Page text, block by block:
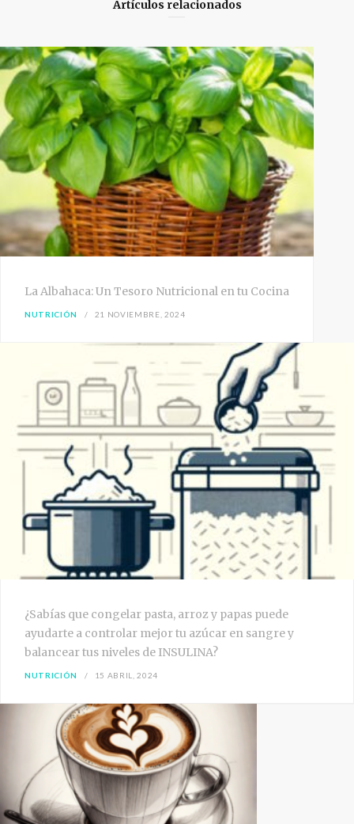
Artículos relacionados
La Albahaca: Un Tesoro Nutricional en tu Cocina
NUTRICIÓN 21 NOVIEMBRE, 2024
¿Sabías que congelar pasta, arroz y papas puede
ayudarte a controlar mejor tu azúcar en sangre y
balancear tus niveles de INSULINA?
NUTRICIÓN 15 ABRIL, 2024